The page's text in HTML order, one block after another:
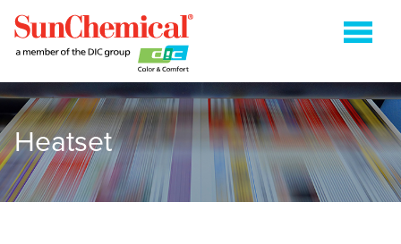
STAMPA UV
FLESSOGRAFICA
Heatset